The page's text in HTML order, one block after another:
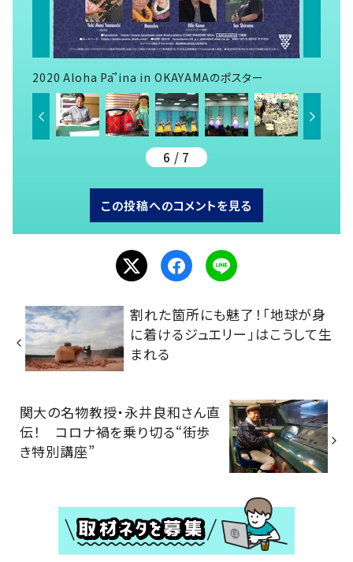
2020 Aloha Pā’ina in OKAYAMAのポスター
6 / 7
この投稿へのコメントを見る
割れた箇所にも魅了！「地球が身
に着けるジュエリー」はこうして生
まれる
関大の名物教授・永井良和さん直
伝！ コロナ禍を乗り切る“街歩
き特別講座”